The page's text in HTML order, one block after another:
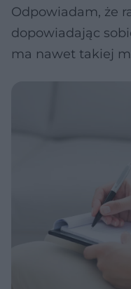
Odpowiadam, że
dopowiadając
ma nawet takiej